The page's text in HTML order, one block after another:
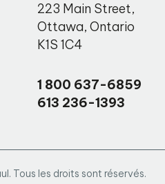
223 Main Street,
Ottawa,Ontario
K1S 1C4
1 800 637-6859
613 236-1393
Tous les droits sont réservés.